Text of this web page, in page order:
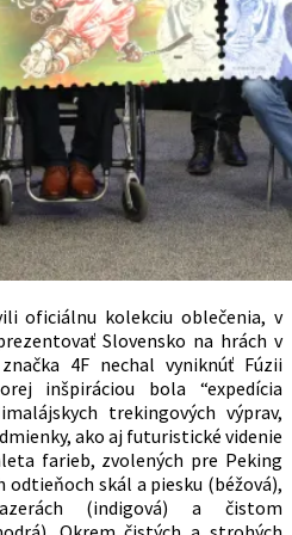
oficiálnu kolekciu oblečenia, v
Slovensko na hrách v
4F nechal vyniknúť Fúzii
inšpiráciou bola “expedícia
trekingových výprav,
ako aj futuristické videnie
farieb, zvolených pre Peking
odtieňoch skál a piesku (béžová),
(indigová) a čistom